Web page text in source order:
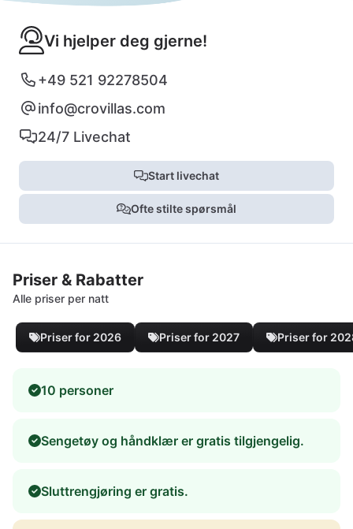
Vi hjelper deg gjerne!
+49 521 92278504
info@crovillas.com
24/7 Livechat
Start livechat
Ofte stilte spørsmål
Priser & Rabatter
Alle priser per natt
Priser for 2026 Priser for 2027 Priser for
10 personer
Sengetøy og håndklær er gratis tilgjengelig.
Sluttrengjøring er gratis.